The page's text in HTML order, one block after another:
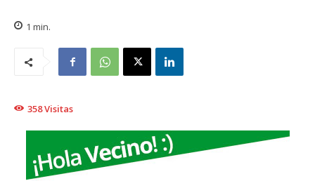
1 min.
358Visitas